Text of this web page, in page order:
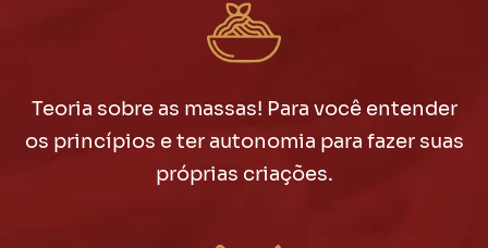
Teoria sobre as massas! Para você entender
os princípios e ter autonomia para fazer suas
próprias criações.